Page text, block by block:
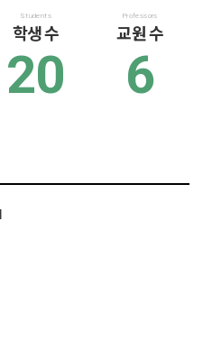
Students
학생 수
20
Professors
교원 수
6